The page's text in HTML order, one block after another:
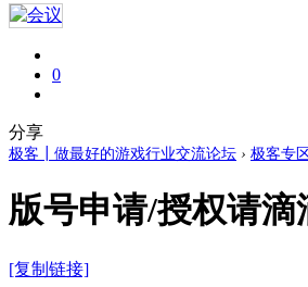
0
分享
极客┃做最好的游戏行业交流论坛 › 极客专区
版号申请/授权请滴
[复制链接]